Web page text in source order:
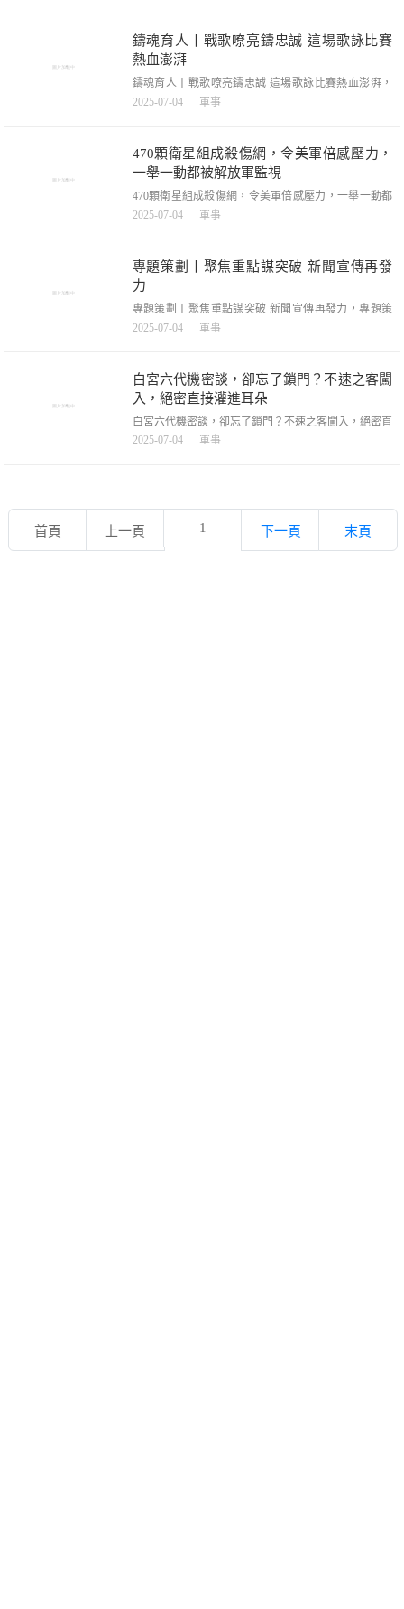
滿懷期待地迎接升旗儀式。當日，包括她在內的50名參
加「CustomsYES家國源
鑄魂育人丨戰歌嘹亮鑄忠誠 這場歌詠比賽
熱血澎湃
鑄魂育人丨戰歌嘹亮鑄忠誠 這場歌詠比賽熱血澎湃，
鑄魂育人丨戰歌嘹亮鑄忠誠這場歌詠比賽熱血澎湃，鐵
警麗江支隊舉辦主題歌詠比賽，用激昂歌聲禮贊黨和部
隊建設的輝煌成就。活動現場，歌聲氣勢磅礴、振
2025-07-04 軍事
470顆衛星組成殺傷網，令美軍倍感壓力，
一舉一動都被解放軍監視
470顆衛星組成殺傷網，令美軍倍感壓力，一舉一動都
被解放軍監視，470顆衛星組成殺傷網，令美軍倍感壓
會，強調解放軍火箭軍的飛彈具有極高威脅後，又直言
警告美軍要警惕中國的衛星網路，聲稱中國擁有近500
顆「間諜
2025-07-04 軍事
專題策劃丨聚焦重點謀突破 新聞宣傳再發
力
專題策劃丨聚焦重點謀突破 新聞宣傳再發力，專題策
劃丨聚焦重點謀突破新聞宣傳再發力，7月2日，總隊組
指出，當前新聞宣傳工作形勢總體向上向好，各級思想
重視程度更高、群眾性新聞報道氛圍更濃、
2025-07-04 軍事
白宮六代機密談，卻忘了鎖門？不速之客闖
入，絕密直接灌進耳朵
白宮六代機密談，卻忘了鎖門？不速之客闖入，絕密直
接灌進耳朵，白宮六代機密談，卻忘了鎖門？不速之客
2025-07-04 軍事
首頁 上一頁 1 下一頁 末頁